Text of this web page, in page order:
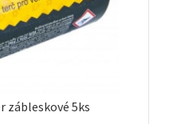
zábleskové 5ks